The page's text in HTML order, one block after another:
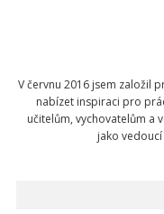
V červnu 2016 jsem založil
nabízet inspiraci pro
učitelům, vychovatelům a
jako